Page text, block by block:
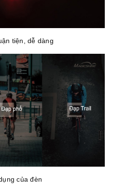
tiện, dễ dàng
của đèn